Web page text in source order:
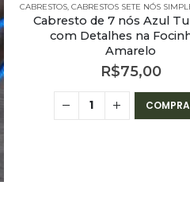
CABRESTOS CABRESTOS SETE NÓS
Cabresto de 7 nós Azul
com Detalhes na
Amarelo
R$75,00